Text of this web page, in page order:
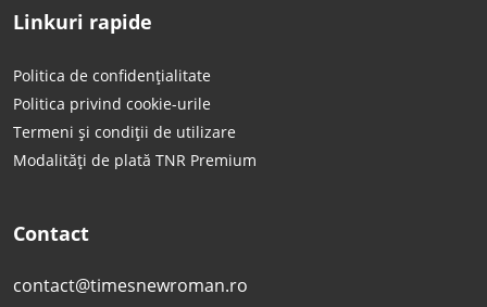
Linkuri rapide
Politica de confidențialitate
Politica privind cookie-urile
Termeni și condiții de utilizare
Modalități de plată TNR Premium
Contact
contact@timesnewroman.ro